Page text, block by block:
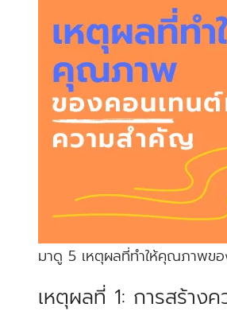
มาดู 5 เหตุผลที่ทำให้คุณภาพ
เหตุผลที่ 1: การสร้าง